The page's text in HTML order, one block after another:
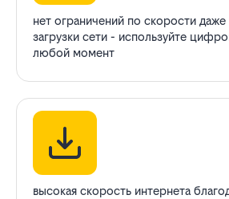
нет ограничений по скорости
загрузки сети - используйте
любой момент
высокая скорость интернета